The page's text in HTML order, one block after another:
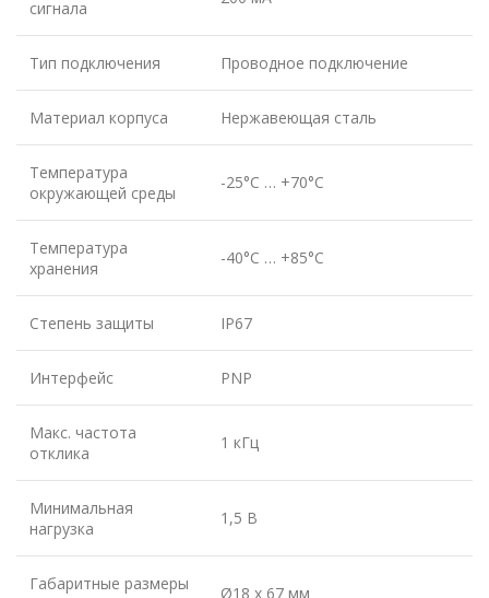
сигнала
Тип подключения Проводное подключение
Материал корпуса Нержавеющая сталь
Температура
окружающей среды
-25°C … +70°C
Температура
хранения
-40°C … +85°C
Степень защиты IP67
Интерфейс PNP
Макс. частота
отклика
1 кГц
Минимальная
нагрузка
1,5 В
Габаритные размеры
Ø18 x 67 мм